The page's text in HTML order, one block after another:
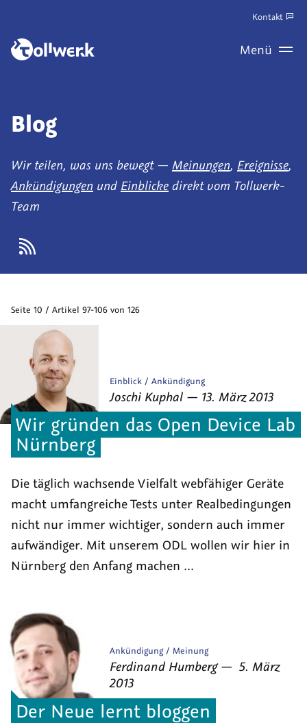
Zum
Menü
Kontakt
Blog
Wir teilen, was uns bewegt — Meinungen, Ereignisse,
Ankündigungen und Einblicke direkt vom Tollwerk-
Team
Atom-
Feed
Seite 10 / Artikel 97-106 von 126
Wir gründen das Open Device Lab
Nürnberg
Die täglich wachsende Vielfalt webfähiger Geräte
macht umfangreiche Tests unter Realbedingungen
nicht nur immer wichtiger, sondern auch immer
aufwändiger. Mit unserem ODL wollen wir hier in
Nürnberg den Anfang machen ...
Veröffentlicht
als
Einblick Ankündigung
von
Joschi Kuphal — am
13. März 2013
Der Neue lernt bloggen
Veröffentlicht
als
Ankündigung Meinung
von
Ferdinand Humberg— am
5. März
2013